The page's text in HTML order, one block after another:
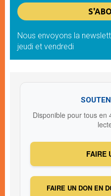
Nous envoyons la
jeudi et vendredi
Disponible pour tous en
FAIRE
FAIRE UN DON EN